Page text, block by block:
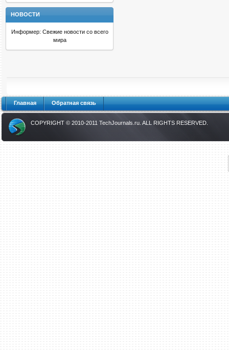
НОВОСТИ
Информер: Свежие новости со всего
мира
Главная Обратная связь
COPYRIGHT © 2010-2011 TechJournals.ru . ALL RIGHTS RESERVED.